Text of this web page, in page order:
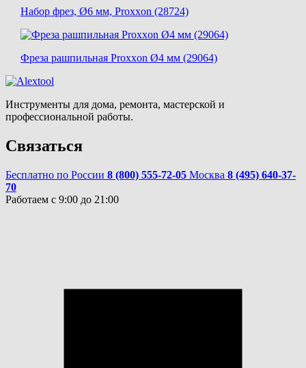
Набор фрез, Ø6 мм, Proxxon (28724)
Фреза рашпильная Proxxon Ø4 мм (29064)
Инструменты для дома, ремонта, мастерской и
профессиональной работы.
Связаться
Бесплатно по России 8 (800) 555-72-05 Москва 8 (495) 640-37-
70
Работаем с 9:00 до 21:00